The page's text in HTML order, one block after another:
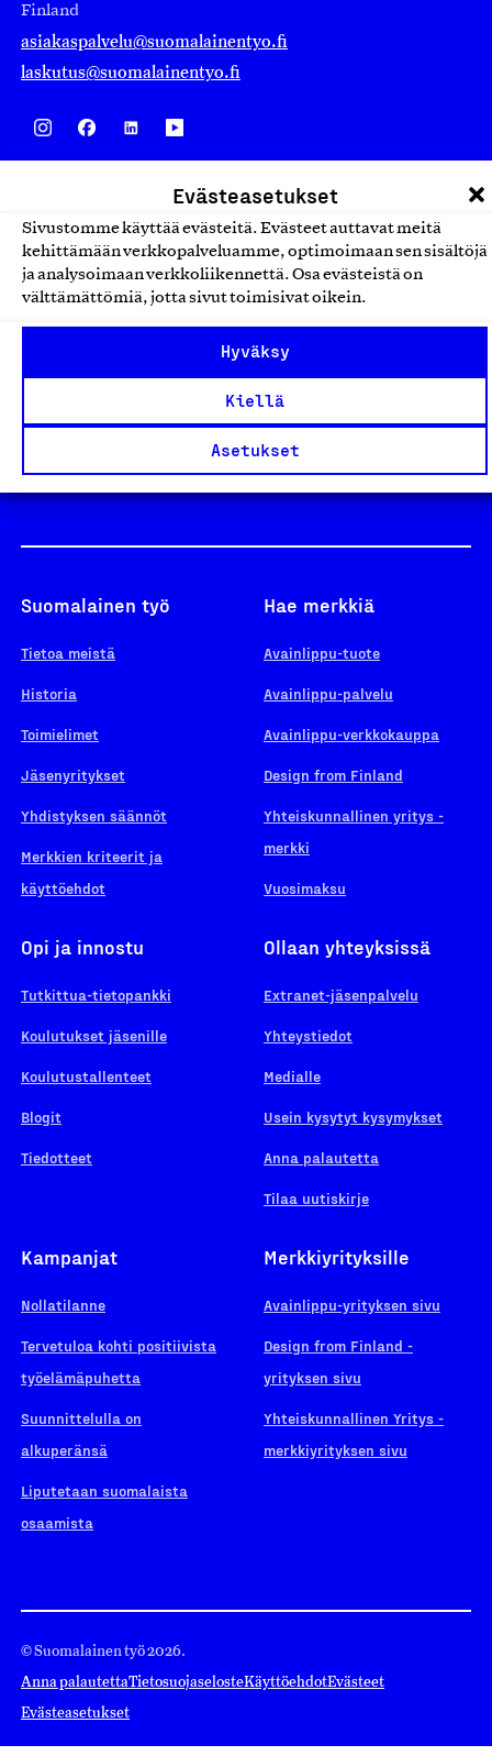
Evästeasetukset
Sivustomme käyttää evästeitä. Evästeet auttavat meitä
kehittämään verkkopalveluamme, optimoimaan sen sisältöjä
ja analysoimaan verkkoliikennettä. Osa evästeistä on
välttämättömiä, jotta sivut toimisivat oikein.
Hyväksy
Kiellä
Asetukset
Finland
asiakaspalvelu@suomalainentyo.fi
laskutus@suomalainentyo.fi
Design From Finland
Yhteiskunnallinen Yritys -merkki
Suomalainen työ
Tietoa meistä
Historia
Toimielimet
Jäsenyritykset
Yhdistyksen säännöt
Merkkien kriteerit ja
käyttöehdot
Hae merkkiä
Avainlippu-tuote
Avainlippu-palvelu
Avainlippu-verkkokauppa
Design from Finland
Yhteiskunnallinen yritys -
merkki
Vuosimaksu
Opi ja innostu
Tutkittua-tietopankki
Koulutukset jäsenille
Koulutustallenteet
Blogit
Tiedotteet
Ollaan yhteyksissä
Extranet-jäsenpalvelu
Yhteystiedot
Medialle
Usein kysytyt kysymykset
Anna palautetta
Tilaa uutiskirje
Kampanjat
Nollatilanne
Tervetuloa kohti positiivista
työelämäpuhetta
Suunnittelulla on
alkuperänsä
Liputetaan suomalaista
osaamista
Merkkiyrityksille
Avainlippu-yrityksen sivu
Design from Finland -
yrityksen sivu
Yhteiskunnallinen Yritys -
merkkiyrityksen sivu
© Suomalainen työ 2026.
Anna palautettaTietosuojaselosteKäyttöehdotEvästeet
Evästeasetukset